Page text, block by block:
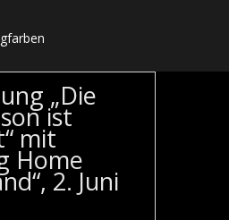
„Die
ist
mit
Home
2. Juni